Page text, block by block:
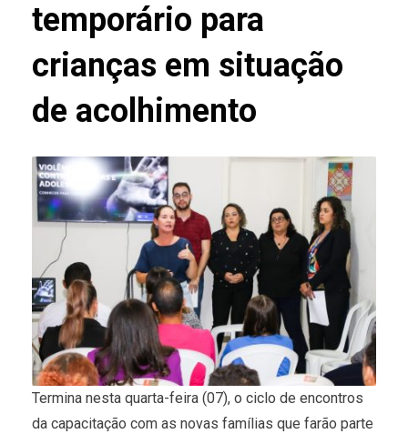
temporário para
crianças em situação
de acolhimento
Termina nesta quarta-feira (07), o ciclo de encontros
da capacitação com as novas famílias que farão parte